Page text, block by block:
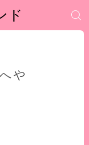
ド
や